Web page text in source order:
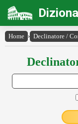
Home › Declinatore /